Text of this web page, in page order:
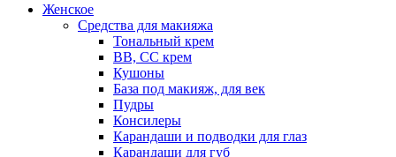
Женское
Средства для макияжа
Тональный крем
BB, CC крем
Кушоны
База под макияж, для век
Пудры
Консилеры
Карандаши и подводки для глаз
Карандаши для губ